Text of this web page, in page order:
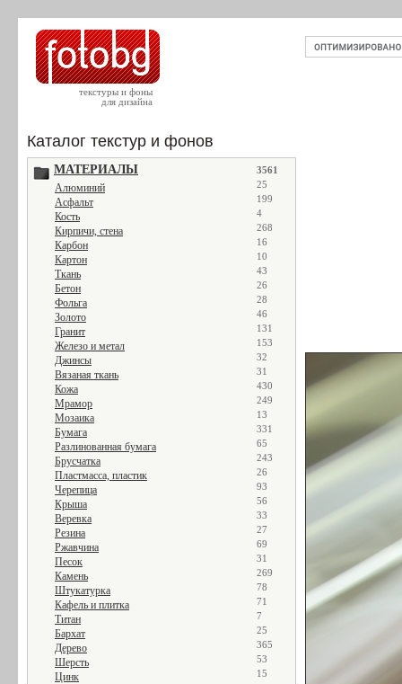
текстуры и фоны
для дизайна
Каталог текстур и фонов
МАТЕРИАЛЫ 3561
Алюминий 25
Асфальт 199
Кость 4
Кирпичи, стена 268
Карбон 16
Картон 10
Ткань 43
Бетон 26
Фольга 28
Золото 46
Гранит 131
Железо и метал 153
Джинсы 32
Вязаная ткань 31
Кожа 430
Мрамор 249
Мозаика 13
Бумага 331
Разлинованная бумага 65
Брусчатка 243
Пластмасса, пластик 26
Черепица 93
Крыша 56
Веревка 33
Резина 27
Ржавчина 69
Песок 31
Камень 269
Штукатурка 78
Кафель и плитка 71
Титан 7
Бархат 25
Дерево 365
Шерсть 53
Цинк 15